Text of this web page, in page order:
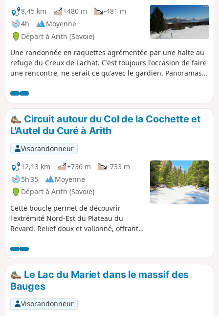
8,45 km
+480 m
-481 m
4h
Moyenne
Départ à Arith (Savoie)
Une randonnée en raquettes agrémentée par une halte au
refuge du Creux de Lachat. C'est toujours l'occasion de faire
une rencontre, ne serait ce qu'avec le gardien. Panoramas
Circuit autour du Col de la Cochette et
L'Autel du Curé à Arith
Visorandonneur
12,13 km
+736 m
-733 m
5h 35
Moyenne
Départ à Arith (Savoie)
Cette boucle permet de découvrir
l'extrémité Nord-Est du Plateau du
Revard. Relief doux et vallonné, offrant
Bauges, sur le Lac du Bourget et, au
point culminant, une vue plus étendue
sur l'arc alpin et le Mont Blanc.Un petit
détour à l'Autel du Curé vous mettra sur
les traces de la Terreur révolutionnaire
en Savoie.
Le Lac du Mariet dans le massif des
Bauges
Visorandonneur